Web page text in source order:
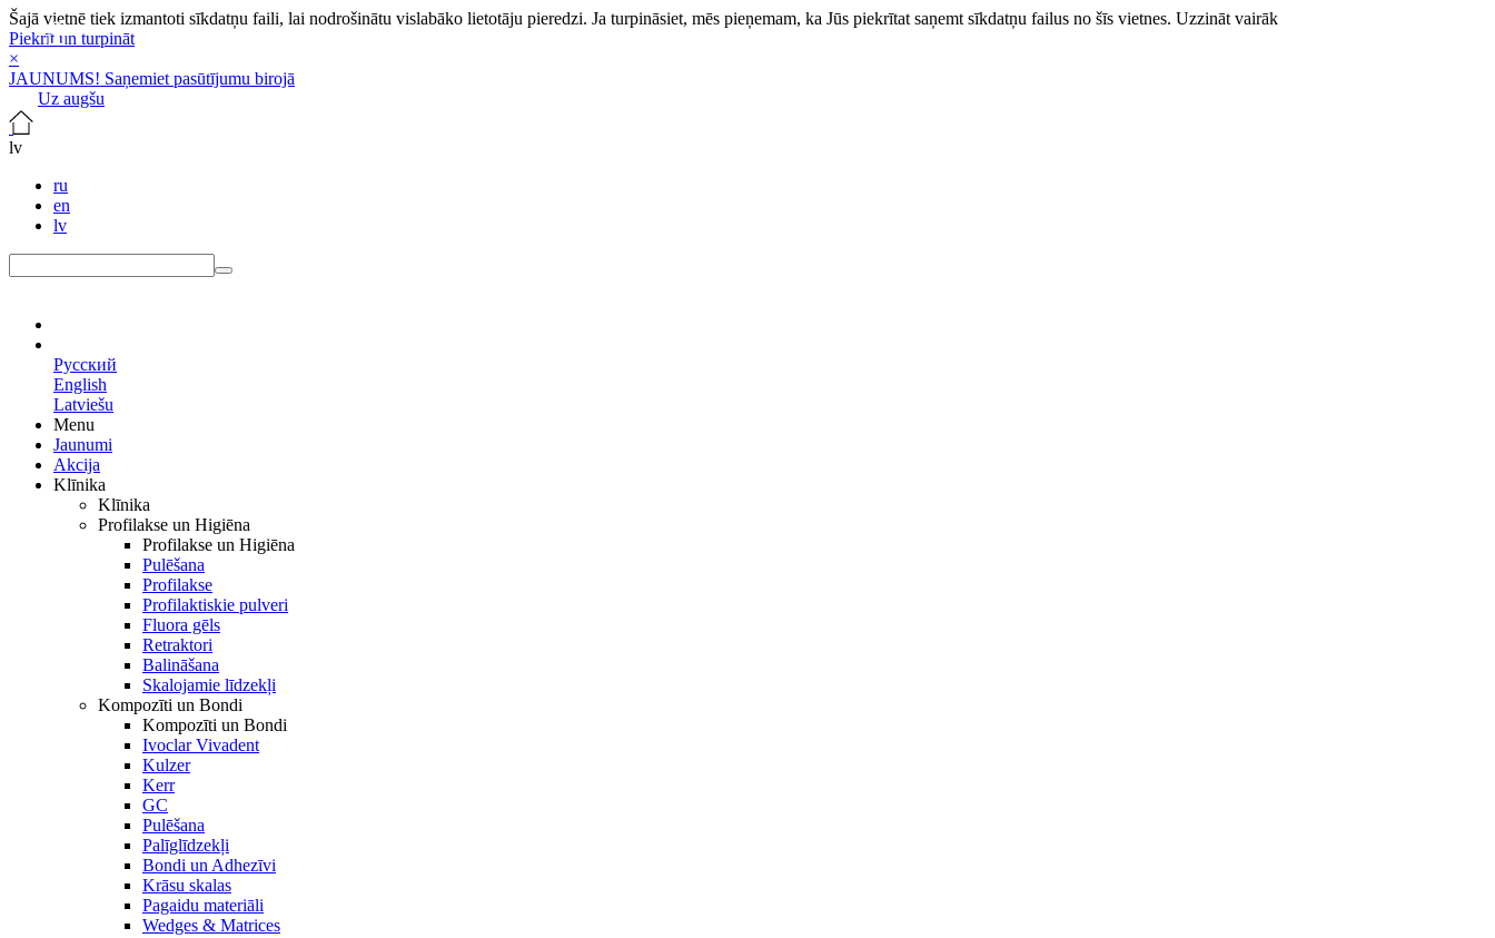
Šajā vietnē tiek izmantoti sīkdatņu faili, lai nodrošinātu vislabāko lietotāju pieredzi. Ja turpināsiet, mēs pieņemam, ka Jūs piekrītat saņemt sīkdatņu failus no šīs vietnes. Uzzināt vairāk
Piekrīt un turpināt
×
JAUNUMS! Saņemiet pasūtījumu birojā
Uz augšu
lv
ru
en
lv
Русский
English
Latviešu
Menu
Jaunumi
Akcija
Klīnika
Klīnika
Profilakse un Higiēna
Profilakse un Higiēna
Pulēšana
Profilakse
Profilaktiskie pulveri
Fluora gēls
Retraktori
Balināšana
Skalojamie līdzekļi
Kompozīti un Bondi
Kompozīti un Bondi
Ivoclar Vivadent
Kulzer
Kerr
GC
Pulēšana
Palīglīdzekļi
Bondi un Adhezīvi
Krāsu skalas
Pagaidu materiāli
Wedges & Matrices